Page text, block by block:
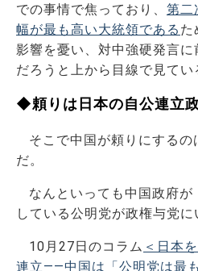
での事情で焦っており、 第二
幅が最も高い大統領である た
影響を憂い、対中強硬発言
だろうと上から目線で見てい
◆頼りは日本の自公連立
そこで中国が頼りにする
だ。
なんといっても中国政府
している公明党が政権与党に
10月27日のコラム ＜日本
連立――中国は「公明党は最